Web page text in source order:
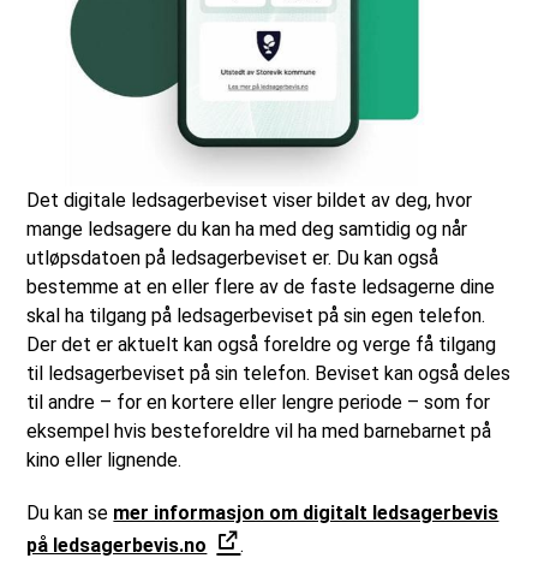
Det digitale ledsagerbeviset viser bildet av deg, hvor
mange ledsagere du kan ha med deg samtidig og når
utløpsdatoen på ledsagerbeviset er. Du kan også
bestemme at en eller flere av de faste ledsagerne dine
skal ha tilgang på ledsagerbeviset på sin egen telefon.
Der det er aktuelt kan også foreldre og verge få tilgang
til ledsagerbeviset på sin telefon. Beviset kan også deles
til andre – for en kortere eller lengre periode – som for
eksempel hvis besteforeldre vil ha med barnebarnet på
kino eller lignende.
Du kan se mer informasjon om digitalt ledsagerbevis
på ledsagerbevis.no
.